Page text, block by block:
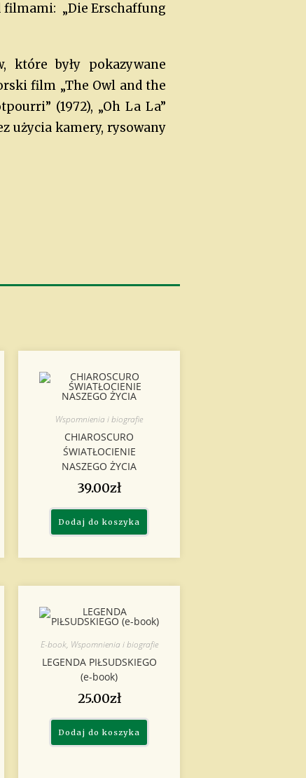
filmami: „Die Erschaffung
które były pokazywane
film „The Owl and the
(1972), „Oh La La”
użycia kamery, rysowany
Wspomnienia i biografie
CHIAROSCURO
ŚWIATŁOCIENIE
NASZEGO ŻYCIA
39.00zł
Dodaj do koszyka
E-book, Wspomnienia i biografie
LEGENDA PIŁSUDSKIEGO
(e-book)
25.00zł
Dodaj do koszyka